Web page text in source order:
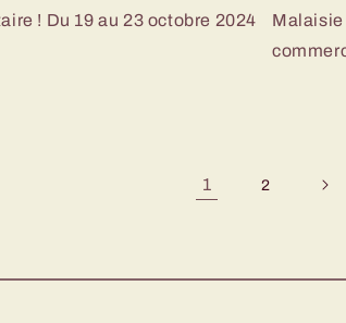
! Du 19 au 23 octobre 2024
Malaisie
1 2